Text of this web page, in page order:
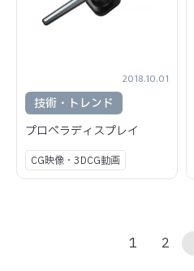
2018.10.01
技術・トレンド
プロペラディスプレイ
CG映像・3DCG動画
1 2